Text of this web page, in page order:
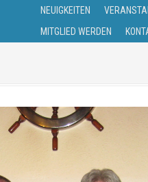
NEUIGKEITEN
MITGLIED WERDEN